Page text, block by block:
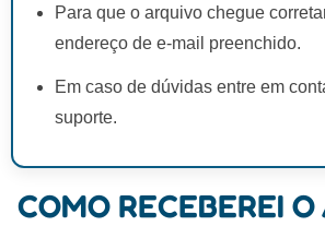
Para que o arquivo chegue
endereço de e-mail preenchido.
Em caso de dúvidas entre em
suporte.
COMO RECEBEREI